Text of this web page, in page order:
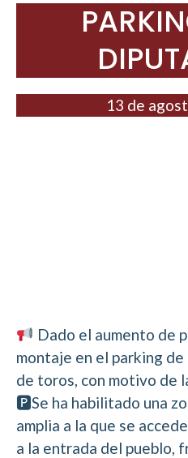
13 de
Dado el aumento de
montaje en el parking
de toros, con motivo de
🅿Se ha habilitado una
amplia a la que se
a la entrada del pueblo,